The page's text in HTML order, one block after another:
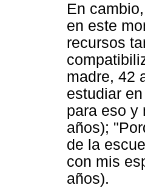
En
en este
recursos
madre, 42
estudiar
para eso y
años);
de la
con mis
años).